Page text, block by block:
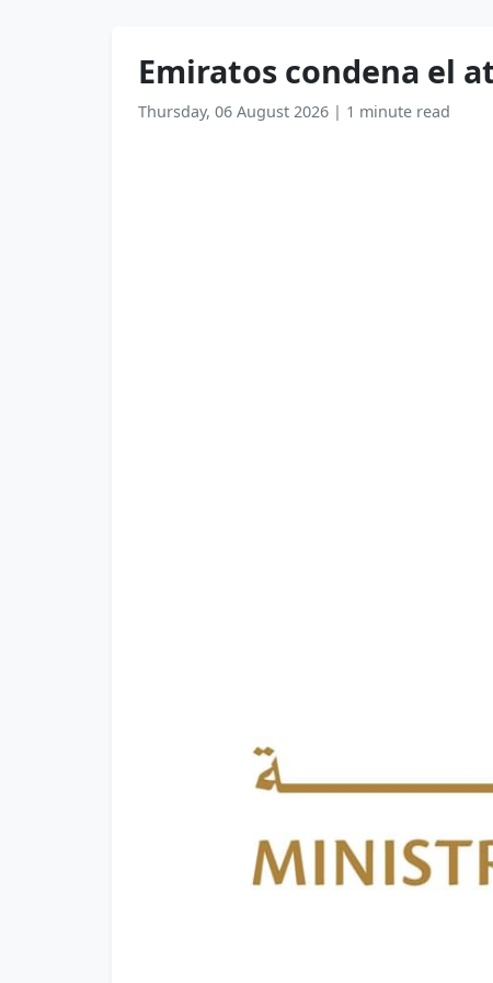
Emiratos condena el
Thursday, 06 August 2026 | 1 minute read